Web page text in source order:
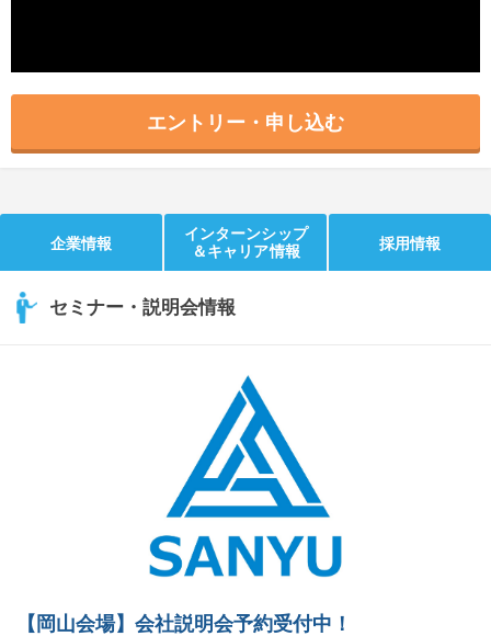
エントリー・申し込む
企業情報
インターンシップ
＆キャリア情報
採用情報
セミナー・説明会情報
【岡山会場】会社説明会予約受付中！